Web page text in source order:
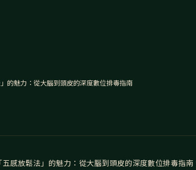
的魅力：從大腦到頭皮的深度數位排毒指南
感放鬆法」的魅力：從大腦到頭皮的深度數位排毒指